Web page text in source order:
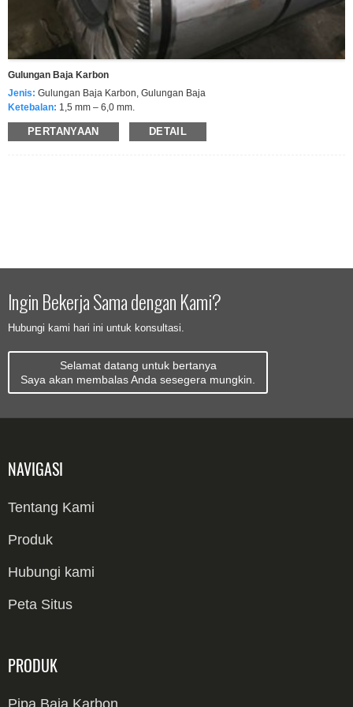
Gulungan Baja Karbon
Jenis: Gulungan Baja Karbon, Gulungan Baja
Ketebalan: 1,5 mm – 6,0 mm.
Lebar: 914/1219/1500/2000, dll.
Standar: ASTM A36, ASTM A283, ASTM A1008, ASTM A285, ASTM A515,
PERTANYAAN DETAIL
Ingin Bekerja Sama dengan Kami?
Hubungi kami hari ini untuk konsultasi.
Selamat datang untuk bertanya
Saya akan membalas Anda sesegera mungkin.
NAVIGASI
Tentang Kami
Produk
Hubungi kami
Peta Situs
PRODUK